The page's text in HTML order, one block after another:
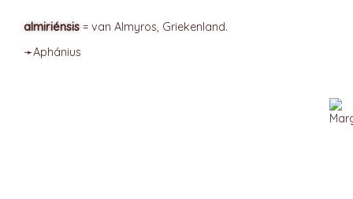
almiriénsis = van Almyros, Griekenland.
➛Aphánius